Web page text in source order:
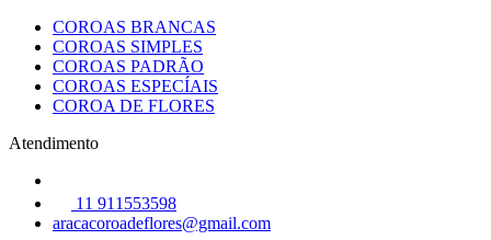
COROAS BRANCAS
COROAS SIMPLES
COROAS PADRÃO
COROAS ESPECÍAIS
COROA DE FLORES
Atendimento
11 911553598
aracacoroadeflores@gmail.com